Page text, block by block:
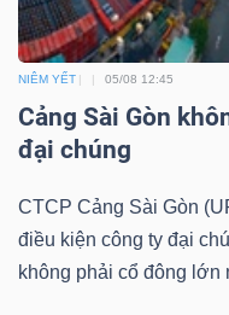
NIÊM YẾT 05/08 12:45
Cảng Sài Gòn
đại chúng
CTCP Cảng Sài Gòn
điều kiện công ty đại
không phải cổ đông lớn
NĂNG
LƯỢNG